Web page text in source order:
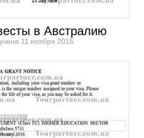
в Австралию
11 ноября 2015